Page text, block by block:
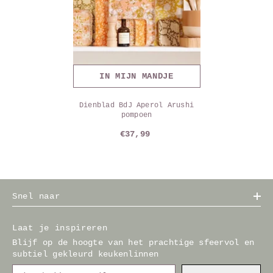
IN MIJN MANDJE
Dienblad BdJ Aperol Arushi
pompoen
€37,99
Snel naar
Laat je inspireren
Blijf op de hoogte van het prachtige sfeervol en
subtiel gekleurd keukenlinnen